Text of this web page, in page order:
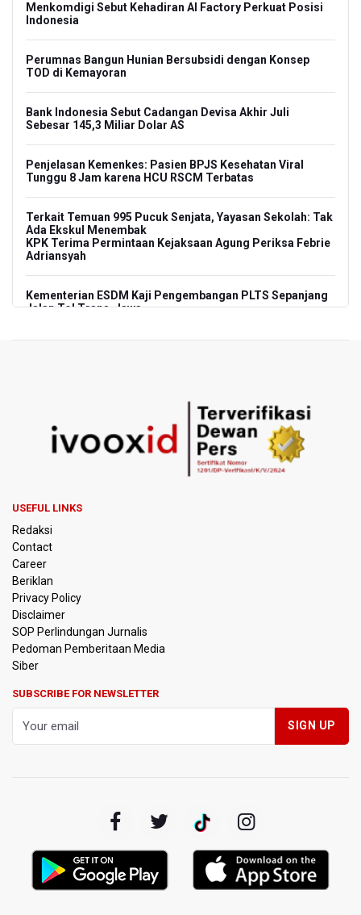
Menkomdigi Sebut Kehadiran AI Factory Perkuat Posisi
Indonesia
Perumnas Bangun Hunian Bersubsidi dengan Konsep
TOD di Kemayoran
Bank Indonesia Sebut Cadangan Devisa Akhir Juli
Sebesar 145,3 Miliar Dolar AS
Penjelasan Kemenkes: Pasien BPJS Kesehatan Viral
Tunggu 8 Jam karena HCU RSCM Terbatas
Terkait Temuan 995 Pucuk Senjata, Yayasan Sekolah: Tak
Ada Ekskul Menembak
KPK Terima Permintaan Kejaksaan Agung Periksa Febrie
Adriansyah
Kementerian ESDM Kaji Pengembangan PLTS Sepanjang
Jalan Tol Trans-Jawa
KPK Minta Bambang Rudijanto Tanoesoedibjo Kooperatif,
Sudah Tiga Kali Absen Pemeriksaan
BRIN Pastikan Keamanan Data Proyek Satelit Lampung-1
hingga Rp26 triliun
Kuasa Hukum Klaim 995 Airsoft Gun di Sekolah Swasta
Narkoba
Menperin Sebut Insentif Kendaraan Listrik untuk Produk
Bernilai Tambah Tinggi
Sri Mulyani Indrawati Kembali ke Bank Dunia
Dari Literasi Teks ke Literasi Multimodal
KKI Sebut Ada 10 Nakes Diduga Beri Komentar Nirempati
pada Unggahan Pasien BPJS Kesehatan
Polda Metro Jaya Pulangkan Tiga WNI Korban TPPO dari
Libya
USEFUL LINKS
Redaksi
Contact
Career
Beriklan
Privacy Policy
Disclaimer
SOP Perlindungan Jurnalis
Pedoman Pemberitaan Media
Siber
SUBSCRIBE FOR NEWSLETTER